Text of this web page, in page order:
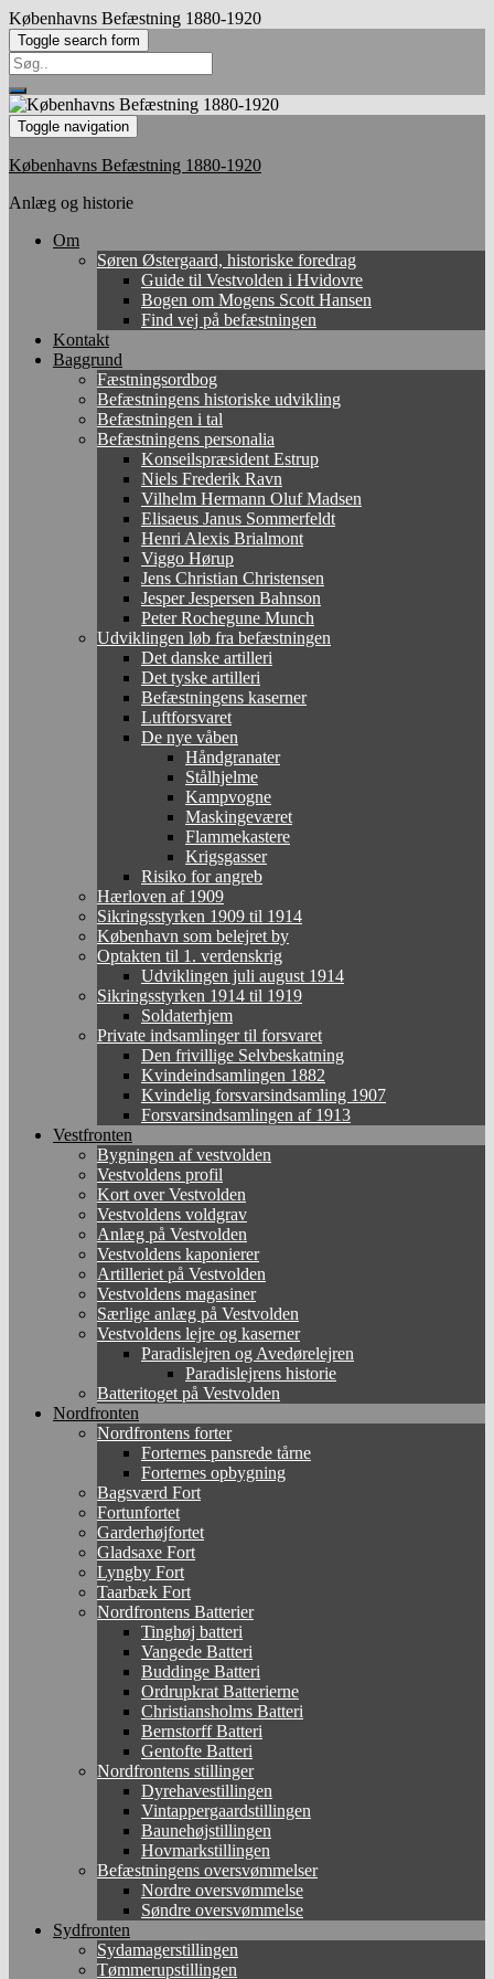
Københavns Befæstning 1880-1920
Toggle search form
Search
for:
Toggle navigation
Københavns Befæstning 1880-1920
Anlæg og historie
Om
Søren Østergaard, historiske foredrag
Guide til Vestvolden i Hvidovre
Bogen om Mogens Scott Hansen
Find vej på befæstningen
Kontakt
Baggrund
Fæstningsordbog
Befæstningens historiske udvikling
Befæstningen i tal
Befæstningens personalia
Konseilspræsident Estrup
Niels Frederik Ravn
Vilhelm Hermann Oluf Madsen
Elisaeus Janus Sommerfeldt
Henri Alexis Brialmont
Viggo Hørup
Jens Christian Christensen
Jesper Jespersen Bahnson
Peter Rochegune Munch
Udviklingen løb fra befæstningen
Det danske artilleri
Det tyske artilleri
Befæstningens kaserner
Luftforsvaret
De nye våben
Håndgranater
Stålhjelme
Kampvogne
Maskingeværet
Flammekastere
Krigsgasser
Risiko for angreb
Hærloven af 1909
Sikringsstyrken 1909 til 1914
København som belejret by
Optakten til 1. verdenskrig
Udviklingen juli august 1914
Sikringsstyrken 1914 til 1919
Soldaterhjem
Private indsamlinger til forsvaret
Den frivillige Selvbeskatning
Kvindeindsamlingen 1882
Kvindelig forsvarsindsamling 1907
Forsvarsindsamlingen af 1913
Vestfronten
Bygningen af vestvolden
Vestvoldens profil
Kort over Vestvolden
Vestvoldens voldgrav
Anlæg på Vestvolden
Vestvoldens kaponierer
Artilleriet på Vestvolden
Vestvoldens magasiner
Særlige anlæg på Vestvolden
Vestvoldens lejre og kaserner
Paradislejren og Avedørelejren
Paradislejrens historie
Batteritoget på Vestvolden
Nordfronten
Nordfrontens forter
Forternes pansrede tårne
Forternes opbygning
Bagsværd Fort
Fortunfortet
Garderhøjfortet
Gladsaxe Fort
Lyngby Fort
Taarbæk Fort
Nordfrontens Batterier
Tinghøj batteri
Vangede Batteri
Buddinge Batteri
Ordrupkrat Batterierne
Christiansholms Batteri
Bernstorff Batteri
Gentofte Batteri
Nordfrontens stillinger
Dyrehavestillingen
Vintappergaardstillingen
Baunehøjstillingen
Hovmarkstillingen
Befæstningens oversvømmelser
Nordre oversvømmelse
Søndre oversvømmelse
Sydfronten
Sydamagerstillingen
Tømmerupstillingen